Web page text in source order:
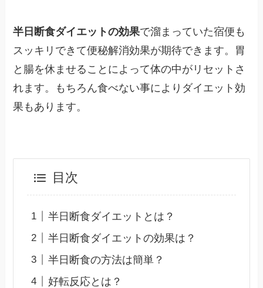
半日断食ダイエットの効果で溜まっていた宿便も
スッキリできて便秘解消効果が期待できます。胃
と腸を休ませることによって体の中がリセットさ
れます。もちろん食べない事によりダイエット効
果もあります。
目次
半日断食ダイエットとは？
半日断食ダイエットの効果は？
半日断食の方法は簡単？
好転反応とは？